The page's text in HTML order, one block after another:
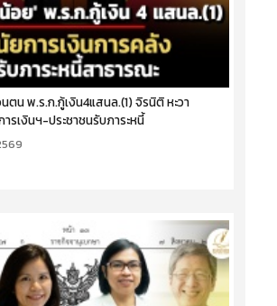
ตน พ.ร.ก.กู้เงิน4แสนล.(1) จิรนิติ หะวา
รเงินฯ-ประชาชนรับภาระหนี้